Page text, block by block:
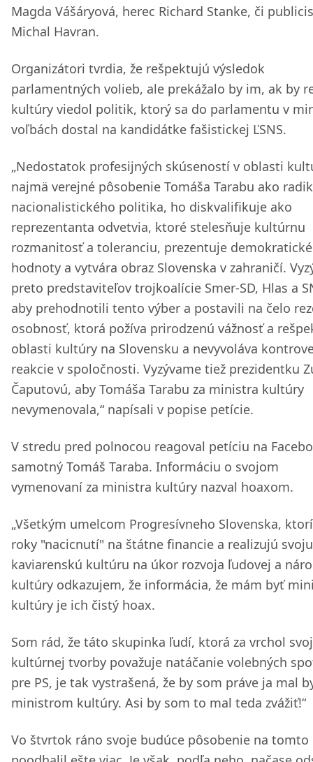
Magda Vášáryová, herec Richard Stanke, či
Michal Havran.
Organizátori tvrdia, že rešpektujú výsledok
parlamentných volieb, ale prekážalo by im, ak by
kultúry viedol politik, ktorý sa do parlamentu v
voľbách dostal na kandidátke fašistickej ĽSNS.
„Nedostatok profesijných skúseností v oblasti
najmä verejné pôsobenie Tomáša Tarabu ako
nacionalistického politika, ho diskvalifikuje ako
reprezentanta odvetvia, ktoré stelesňuje kultúrnu
rozmanitosť a toleranciu, prezentuje demokratické
hodnoty a vytvára obraz Slovenska v zahraničí.
preto predstaviteľov trojkoalície Smer-SD, Hlas a
aby prehodnotili tento výber a postavili na čelo
osobnosť, ktorá požíva prirodzenú vážnosť a
oblasti kultúry na Slovensku a nevyvoláva
reakcie v spoločnosti. Vyzývame tiež prezidentku
Čaputovú, aby Tomáša Tarabu za ministra kultúry
nevymenovala,“ napísali v popise petície.
V stredu pred polnocou reagoval petíciu na
samotný Tomáš Taraba. Informáciu o svojom
vymenovaní za ministra kultúry nazval hoaxom.
„Všetkým umelcom Progresívneho Slovenska,
roky "nacicnutí" na štátne financie a realizujú svoju
kaviarenskú kultúru na úkor rozvoja ľudovej a
kultúry odkazujem, že informácia, že mám byť
kultúry je ich čistý hoax.
Som rád, že táto skupinka ľudí, ktorá za vrchol
kultúrnej tvorby považuje natáčanie volebných
pre PS, je tak vystrašená, že by som práve ja mal
ministrom kultúry. Asi by som to mal teda zvážiť!“
Vo štvrtok ráno svoje budúce pôsobenie na tomto